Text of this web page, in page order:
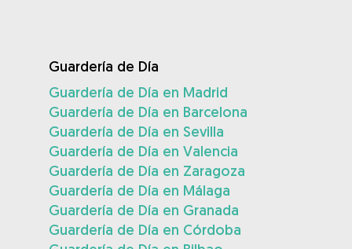
Guardería de Día
Guardería de Día en Madrid
Guardería de Día en Barcelona
Guardería de Día en Sevilla
Guardería de Día en Valencia
Guardería de Día en Zaragoza
Guardería de Día en Málaga
Guardería de Día en Granada
Guardería de Día en Córdoba